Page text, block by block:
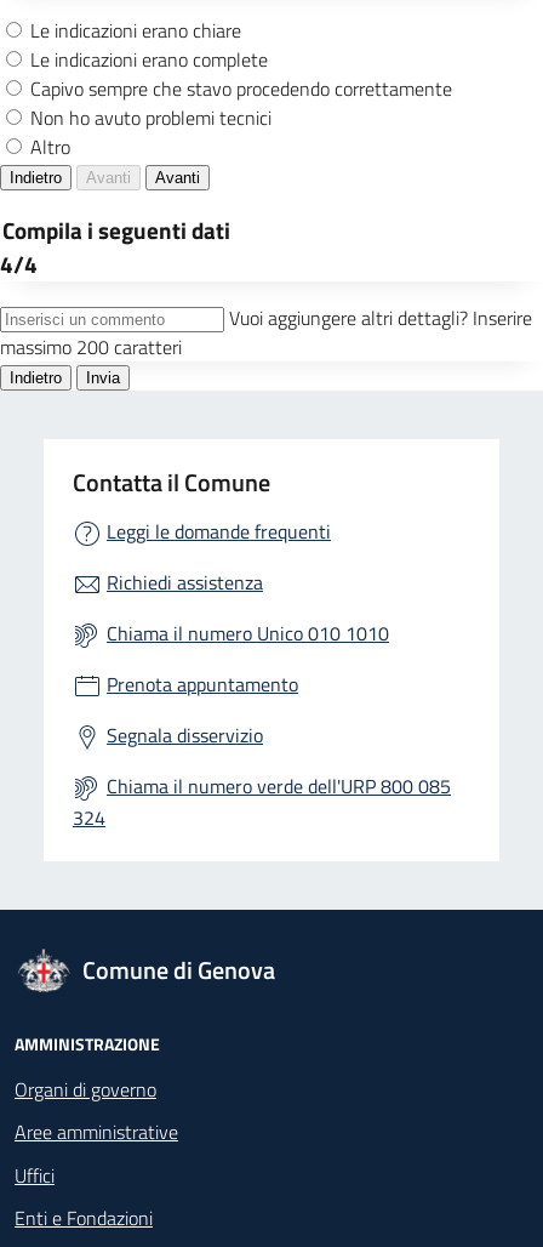
Contatta il Comune
Leggi le domande frequenti
Richiedi assistenza
Chiama il numero Unico 010 1010
Prenota appuntamento
Segnala disservizio
Chiama il numero verde dell'URP 800 085
324
logo Unione Europea
Comune di Genova
Footer - Navigazione
AMMINISTRAZIONE
Organi di governo
Aree amministrative
Uffici
Enti e Fondazioni